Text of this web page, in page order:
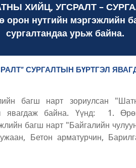
ХИЙЦ, УГСРАЛТ –
орон нутгийн мэргэжлийн
сургалтандаа урьж байна.
СУРГАЛТЫН БҮРТГЭЛ
багш нарт зориулсан
явагдаж байна. Үүнд: 1.
багш нарт "Байгалийн
Бетон арматурчин,